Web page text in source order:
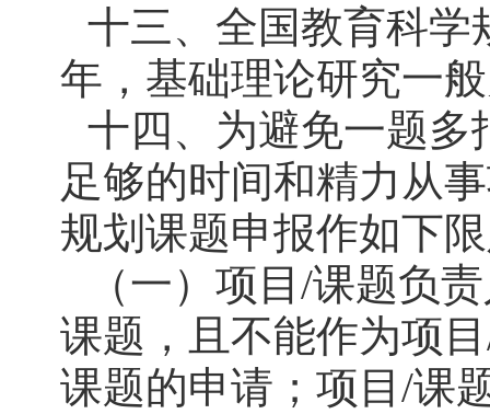
十三、全国教育科学
年，基础理论研究一
十四、为避免一题多
足够的时间和精力从
规划课题申报作如下
（一）项目/课题负
课题，且不能作为项
课题的申请；项目/课